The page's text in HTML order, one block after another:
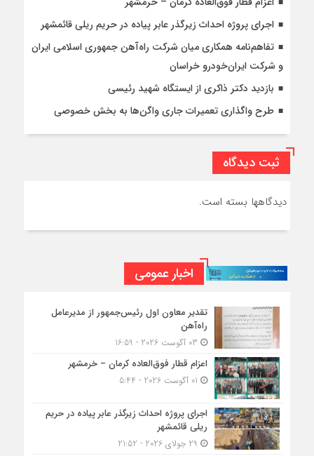
اجرای پروژه احداث زیرگذر عابر پیاده در حریم ریلی قائمشهر
تفاهم‌نامه همکاری میان شرکت راه‌آهن جمهوری اسلامی ایران
و شرکت ایران‌خودرو خراسان
بازدید دکتر ذاکری از ایستگاه شهید رئیسی
طرح واگذاری تعمیرات جاری واگن‌ها به بخش خصوصی
ثبت دیدگاه
دیدگاهها بسته است.
اخبار عمومی
تقدیر معاون اول رئیس‌جمهور از مدیرعامل
راه‌آهن
اعزام قطار فوق‌العاده کرمان – خرمشهر
اجرای پروژه احداث زیرگذر عابر پیاده در حریم
ریلی قائمشهر